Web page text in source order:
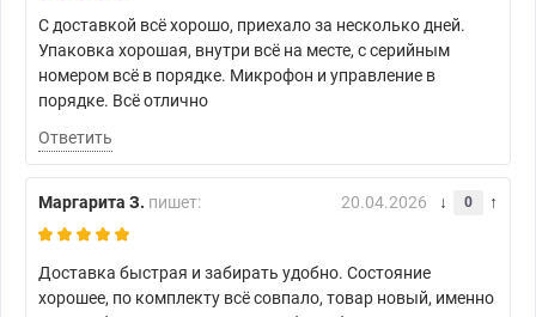
С доставкой всё хорошо, приехало за несколько дней.
Упаковка хорошая, внутри всё на месте, с серийным
номером всё в порядке. Микрофон и управление в
порядке. Всё отлично
Ответить
Маргарита З. пишет: 20.04.2026 0
Доставка быстрая и забирать удобно. Состояние
хорошее, по комплекту всё совпало, товар новый, именно